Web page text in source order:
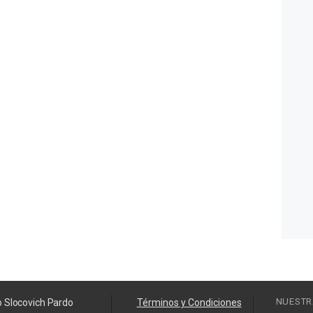
Slocovich Pardo Términos y Condiciones